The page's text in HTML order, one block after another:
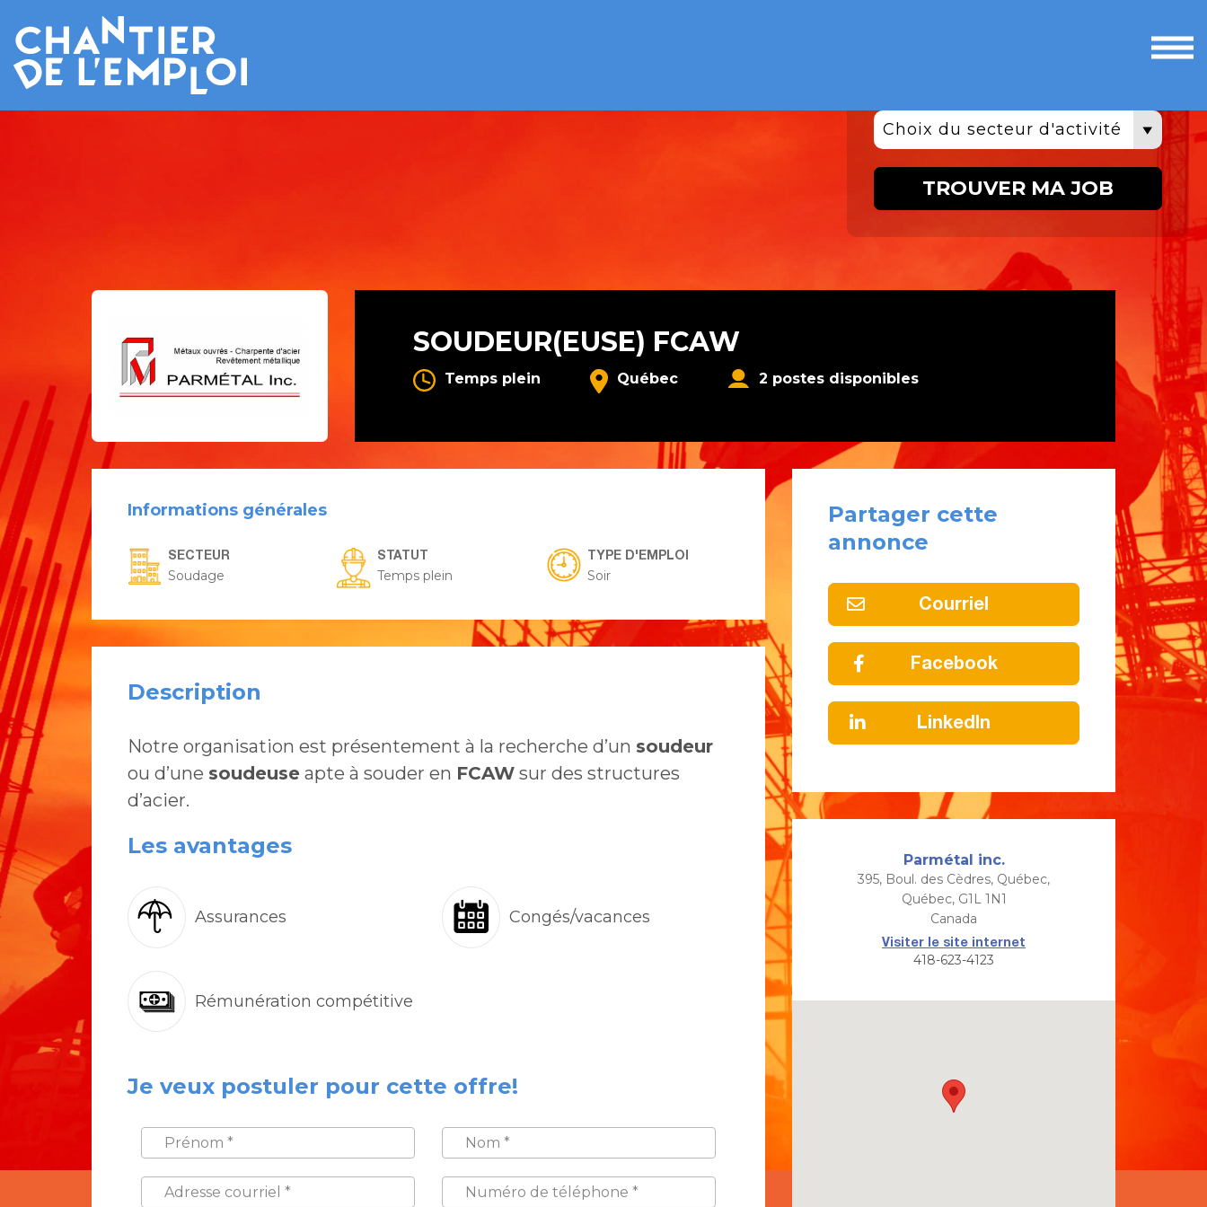
le
Choix du secteur d'activité
TROUVER MA JOB
SOUDEUR(EUSE) FCAW
Temps plein Québec 2 postes disponibles
Informations générales
SECTEUR
Soudage
STATUT
Temps plein
TYPE D'EMPLOI
Soir
Description
Notre organisation est présentement à la recherche d’un soudeur
ou d’une soudeuse apte à souder en FCAW sur des structures
d’acier.
Les avantages
Assurances Congés/vacances
Rémunération compétitive
Je veux postuler pour cette offre!
PRÉNOM
NOM
ADRESSE
COURRIEL
NUMÉRO
Partager cette
annonce
Courriel
Facebook
LinkedIn
Parmétal inc.
395, Boul. des Cèdres, Québec,
Québec, G1L 1N1
Canada
Visiter le site internet
418-623-4123